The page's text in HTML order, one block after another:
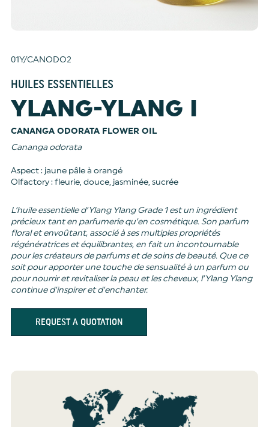
01Y/CANODO2
HUILES ESSENTIELLES
YLANG-YLANG I
CANANGA ODORATA FLOWER OIL
Cananga odorata
Aspect : jaune pâle à orangé
Olfactory : fleurie, douce, jasminée, sucrée
L’huile essentielle d’Ylang Ylang Grade 1 est un ingrédient
précieux tant en parfumerie qu’en cosmétique. Son parfum
floral et envoûtant, associé à ses multiples propriétés
régénératrices et équilibrantes, en fait un incontournable
pour les créateurs de parfums et de soins de beauté. Que ce
soit pour apporter une touche de sensualité à un parfum ou
pour nourrir et revitaliser la peau et les cheveux, l’Ylang Ylang
continue d’inspirer et d’enchanter.
REQUEST A QUOTATION